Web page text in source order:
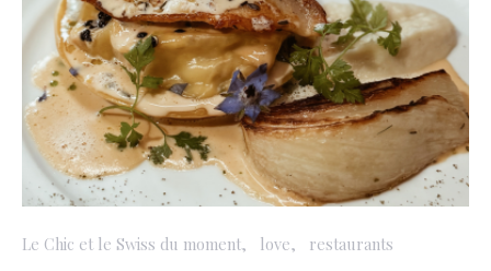
Le Chic et le Swiss du moment love restaurants